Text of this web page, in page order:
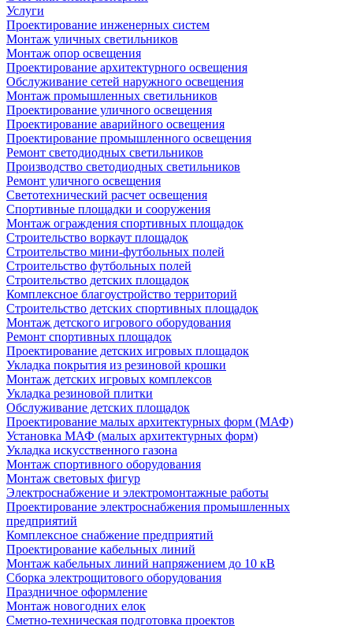
Услуги
Проектирование инженерных систем
Монтаж уличных светильников
Монтаж опор освещения
Проектирование архитектурного освещения
Обслуживание сетей наружного освещения
Монтаж промышленных светильников
Проектирование уличного освещения
Проектирование аварийного освещения
Проектирование промышленного освещения
Ремонт светодиодных светильников
Производство светодиодных светильников
Ремонт уличного освещения
Светотехнический расчет освещения
Спортивные площадки и сооружения
Монтаж ограждения спортивных площадок
Строительство воркаут площадок
Строительство мини-футбольных полей
Строительство футбольных полей
Строительство детских площадок
Комплексное благоустройство территорий
Строительство детских спортивных площадок
Монтаж детского игрового оборудования
Ремонт спортивных площадок
Проектирование детских игровых площадок
Укладка покрытия из резиновой крошки
Монтаж детских игровых комплексов
Укладка резиновой плитки
Обслуживание детских площадок
Проектирование малых архитектурных форм (МАФ)
Установка МАФ (малых архитектурных форм)
Укладка искусственного газона
Монтаж спортивного оборудования
Монтаж световых фигур
Электроснабжение и электромонтажные работы
Проектирование электроснабжения промышленных
предприятий
Комплексное снабжение предприятий
Проектирование кабельных линий
Монтаж кабельных линий напряжением до 10 кВ
Сборка электрощитового оборудования
Праздничное оформление
Монтаж новогодних елок
Сметно-техническая подготовка проектов